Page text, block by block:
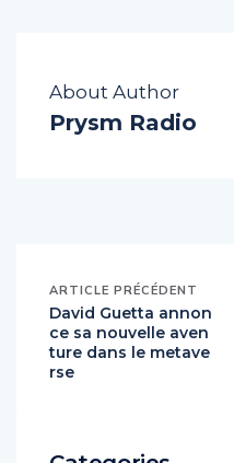
About Author
ARTICLE PRÉCÉDENT
David Guetta annon
ce sa nouvelle aven
ture dans le metave